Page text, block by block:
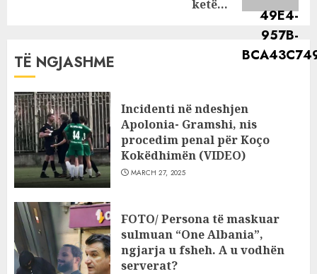
ketë…
TË NGJASHME
Incidenti në ndeshjen
Apolonia- Gramshi, nis
procedim penal për Koço
Kokëdhimën (VIDEO)
MARCH 27, 2025
FOTO/ Persona të maskuar
sulmuan “One Albania”,
ngjarja u fsheh. A u vodhën
serverat?